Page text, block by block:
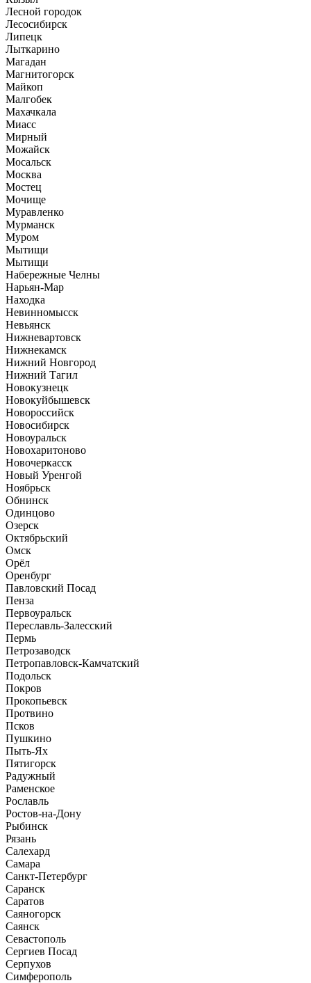
Лесной городок
Лесосибирск
Липецк
Лыткарино
Магадан
Магнитогорск
Майкоп
Малгобек
Махачкала
Миасс
Мирный
Можайск
Мосальск
Москва
Мостец
Мочище
Муравленко
Мурманск
Муром
Мытищи
Мытищи
Набережные Челны
Нарьян-Мар
Находка
Невинномысск
Невьянск
Нижневартовск
Нижнекамск
Нижний Новгород
Нижний Тагил
Новокузнецк
Новокуйбышевск
Новороссийск
Новосибирск
Новоуральск
Новохаритоново
Новочеркасск
Новый Уренгой
Ноябрьск
Обнинск
Одинцово
Озерск
Октябрьский
Омск
Орёл
Оренбург
Павловский Посад
Пенза
Первоуральск
Переславль-Залесский
Пермь
Петрозаводск
Петропавловск-Камчатский
Подольск
Покров
Прокопьевск
Протвино
Псков
Пушкино
Пыть-Ях
Пятигорск
Радужный
Раменское
Рославль
Ростов-на-Дону
Рыбинск
Рязань
Салехард
Самара
Санкт-Петербург
Саранск
Саратов
Саяногорск
Саянск
Севастополь
Сергиев Посад
Серпухов
Симферополь